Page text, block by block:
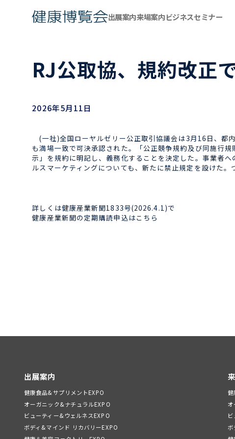
出展案内来場案内ビジネスセミナー
RJ公取協、規約改正
2026年5月11日
(一社)全国ローヤルゼリー公正取引協議会は3月16日、都
も満場一致で可決承認された。「公正競争規約及び同施行
示」を規約に明記し、義務化することを決定した。事業者
ルスマーケティングについても、新たに禁止規定を設けた。
詳しくは健康産業新聞1833号(2026.4.1)で
健康産業新聞の定期購読申込はこちら
出展案内
健康食品&サプリメントEXPO
オーガニック&ナチュラルEXPO
ビューティー&ウェルネスEXPO
ボディ&マインド リカバリーEXPO
健
ボ